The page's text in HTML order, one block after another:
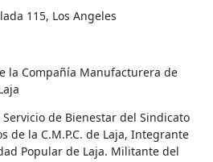
115, Los Angeles
la Compañía Manufacturera de
de Bienestar del Sindicato
de la C.M.P.C. de Laja, Integrante
Popular de Laja. Militante del